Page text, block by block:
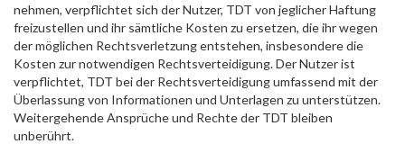
nehmen, verpflichtet sich der Nutzer, TDT von jeglicher Haftung
freizustellen und ihr sämtliche Kosten zu ersetzen, die ihr wegen
der möglichen Rechtsverletzung entstehen, insbesondere die
Kosten zur notwendigen Rechtsverteidigung. Der Nutzer ist
verpflichtet, TDT bei der Rechtsverteidigung umfassend mit der
Überlassung von Informationen und Unterlagen zu unterstützen.
Weitergehende Ansprüche und Rechte der TDT bleiben
unberührt.